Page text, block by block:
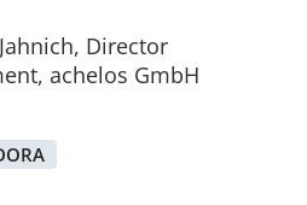
Director
achelos GmbH